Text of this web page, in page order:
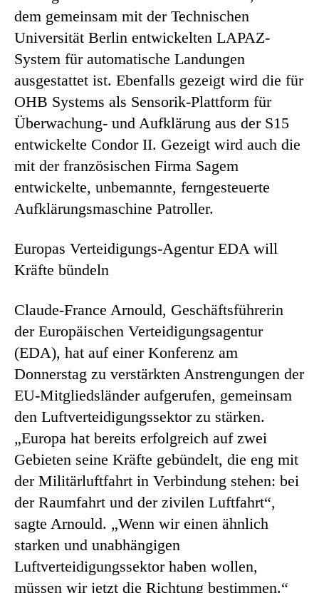
dem gemeinsam mit der Technischen
Universität Berlin entwickelten LAPAZ-
System für automatische Landungen
ausgestattet ist. Ebenfalls gezeigt wird die für
OHB Systems als Sensorik-Plattform für
Überwachung- und Aufklärung aus der S15
entwickelte Condor II. Gezeigt wird auch die
mit der französischen Firma Sagem
entwickelte, unbemannte, ferngesteuerte
Aufklärungsmaschine Patroller.
Europas Verteidigungs-Agentur EDA will
Kräfte bündeln
Claude-France Arnould, Geschäftsführerin
der Europäischen Verteidigungsagentur
(EDA), hat auf einer Konferenz am
Donnerstag zu verstärkten Anstrengungen der
EU-Mitgliedsländer aufgerufen, gemeinsam
den Luftverteidigungssektor zu stärken.
„Europa hat bereits erfolgreich auf zwei
Gebieten seine Kräfte gebündelt, die eng mit
der Militärluftfahrt in Verbindung stehen: bei
der Raumfahrt und der zivilen Luftfahrt“,
sagte Arnould. „Wenn wir einen ähnlich
starken und unabhängigen
Luftverteidigungssektor haben wollen,
müssen wir jetzt die Richtung bestimmen.“